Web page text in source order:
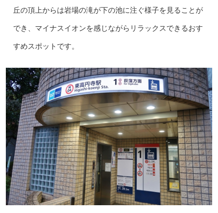
丘の頂上からは岩場の滝が下の池に注ぐ様子を見ることが
でき、マイナスイオンを感じながらリラックスできるおす
すめスポットです。